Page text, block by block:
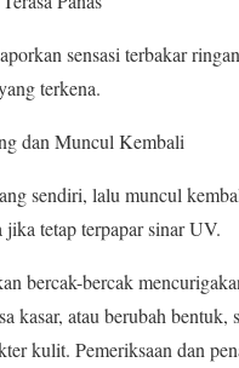
sensasi terbakar
terkena.
dan Muncul Kembali
sendiri, lalu muncul
jika tetap terpapar sinar UV.
bercak-bercak
kasar, atau berubah bentuk,
kulit. Pemeriksaan dan